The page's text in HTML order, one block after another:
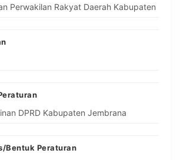
Perwakilan Rakyat Daerah Kabupaten
DPRD Kabupaten Jembrana
Bentuk Peraturan